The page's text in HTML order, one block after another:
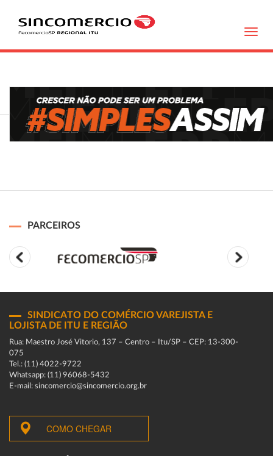
PARCEIROS
SINDICATO DO COMÉRCIO VAREJISTA E
LOJISTA DE ITU E REGIÃO
Rua: Maestro José Vitorio, 137 – Centro – Itu/SP – CEP: 13-300-
075
Tel.: (11) 4022-9722
Whatsapp: (11) 96068-5432
E-mail: sincomercio@sincomercio.org.br
COMO CHEGAR